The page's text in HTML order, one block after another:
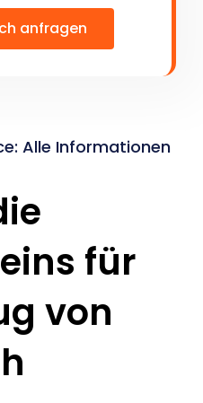
anfragen
Alle Informationen
für
von